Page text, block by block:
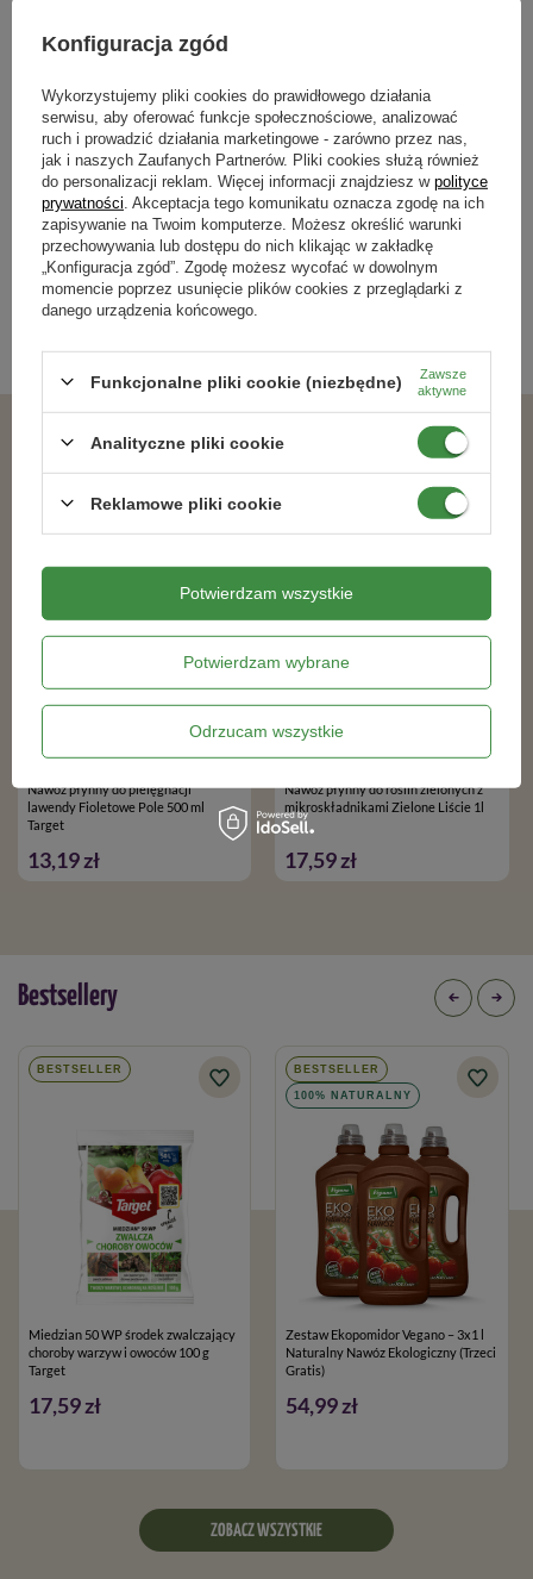
Nawóz do rododendronów Bujne
Kwitnienie 150 g
12,09 zł
Nawóz płynny do paproci Burza
Liści 0,5 l
13,19 zł
Kategorie powiązane
Promocje,Nawozy dla trawnika,BLACK MONTH,
Podobne produkty
Nawóz płynny do pielęgnacji
lawendy Fioletowe Pole 500 ml
Target
13,19 zł
Nawóz płynny do roślin zielonych z
mikroskładnikami Zielone Liście 1l
17,59 zł
Bestsellery
BESTSELLER
Miedzian 50 WP środek zwalczający
choroby warzyw i owoców 100 g
Target
17,59 zł
BESTSELLER
100% NATURALNY
Zestaw Ekopomidor Vegano – 3x1 l
Naturalny Nawóz Ekologiczny (Trzeci
Gratis)
54,99 zł
ZOBACZ WSZYSTKIE
Konfiguracja zgód
Wykorzystujemy pliki cookies do prawidłowego działania
serwisu, aby oferować funkcje społecznościowe, analizować
ruch i prowadzić działania marketingowe - zarówno przez nas,
jak i naszych Zaufanych Partnerów. Pliki cookies służą również
do personalizacji reklam. Więcej informacji znajdziesz w polityce
prywatności . Akceptacja tego komunikatu oznacza zgodę na ich
zapisywanie na Twoim komputerze. Możesz określić warunki
przechowywania lub dostępu do nich klikając w zakładkę
„Konfiguracja zgód”. Zgodę możesz wycofać w dowolnym
momencie poprzez usunięcie plików cookies z przeglądarki z
danego urządzenia końcowego.
Funkcjonalne pliki cookie (niezbędne)
Zawsze
aktywne
Analityczne pliki cookie
Reklamowe pliki cookie
Potwierdzam wybrane
Odrzucam wszystkie
Potwierdzam wszystkie